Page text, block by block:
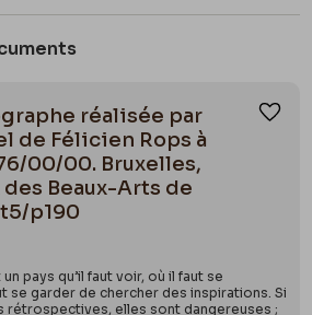
réalisée par
de Félicien Rops à
00/00. Bruxelles,
des Beaux-Arts de
p190
un pays qu’il faut voir, où il faut se
se garder de chercher des inspirations. Si
rétrospectives, elles sont dangereuses ;